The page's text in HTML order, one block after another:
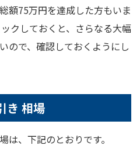
額75万円を達成した方もいま
クしておくと、さらなる大幅
ので、確認しておくようにし
き 相場
は、下記のとおりです。